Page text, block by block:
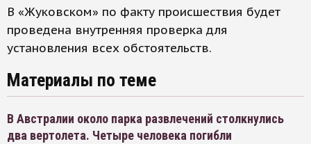
В «Жуковском» по факту происшествия будет
проведена внутренняя проверка для
установления всех обстоятельств.
Материалы по теме
В Австралии около парка развлечений столкнулись
два вертолета. Четыре человека погибли